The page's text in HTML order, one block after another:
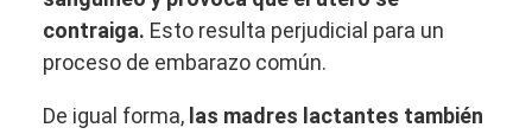
contraiga. Esto resulta perjudicial para un
proceso de embarazo común.
De igual forma, las madres lactantes también